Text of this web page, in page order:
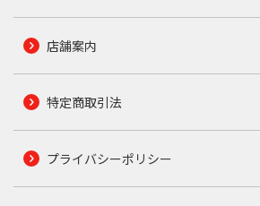
店舗案内
特定商取引法
プライバシーポリシー